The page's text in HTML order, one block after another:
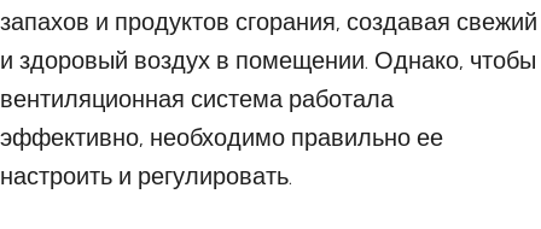
запахов и продуктов сгорания, создавая свежий
и здоровый воздух в помещении. Однако, чтобы
вентиляционная система работала
эффективно, необходимо правильно ее
настроить и регулировать.